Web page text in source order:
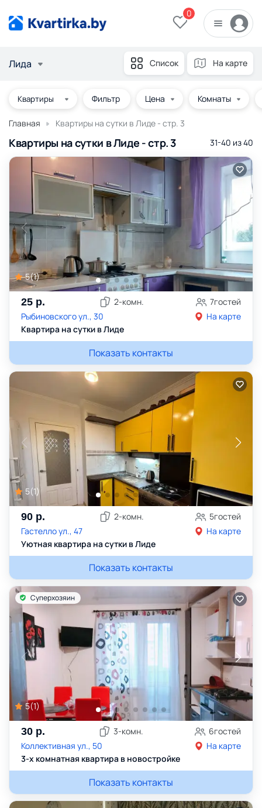
0
Лида Список На карте
Фильтр Цена Комнаты
Главная Квартиры на сутки в Лиде - стр. 3
Квартиры на сутки в Лиде - стр. 3 31-40 из40
5(1)
25 р. 2-комн. 7гостей
Рыбиновского ул., 30
На карте
Квартира на сутки в Лиде
Показать контакты
5(1)
90 р. 2-комн. 5гостей
Гастелло ул., 47
На карте
Уютная квартира на сутки в Лиде
Показать контакты
Суперхозяин
5(1)
30 р. 3-комн. 6гостей
Коллективная ул., 50
На карте
3-х комнатная квартира в новостройке
Показать контакты